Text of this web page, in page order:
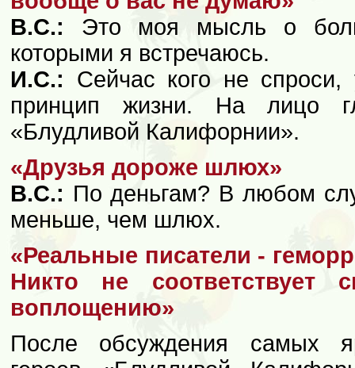
В.С.: Это моя мысль о
которыми я встречаюсь.
И.С.: Сейчас кого не
принцип жизни. На лицо
«Блудливой Калифорнии».
«Друзья дороже шлюх»
В.С.: По деньгам? В любом
меньше, чем шлюх.
«Реальные писатели -
Никто не соответствует
воплощению»
После обсуждения самых